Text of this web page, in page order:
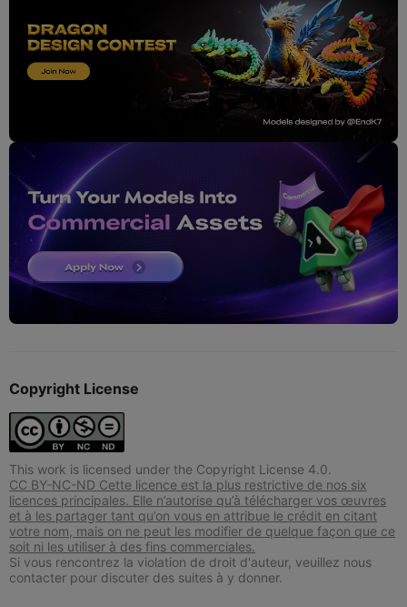
Copyright License
This work is licensed under the Copyright License 4.0.
CC BY-NC-ND Cette licence est la plus restrictive de nos six
licences principales. Elle n’autorise qu’à télécharger vos œuvres
et à les partager tant qu’on vous en attribue le crédit en citant
votre nom, mais on ne peut les modifier de quelque façon que ce
soit ni les utiliser à des fins commerciales.
Si vous rencontrez la violation de droit d'auteur, veuillez nous
contacter pour discuter des suites à y donner.